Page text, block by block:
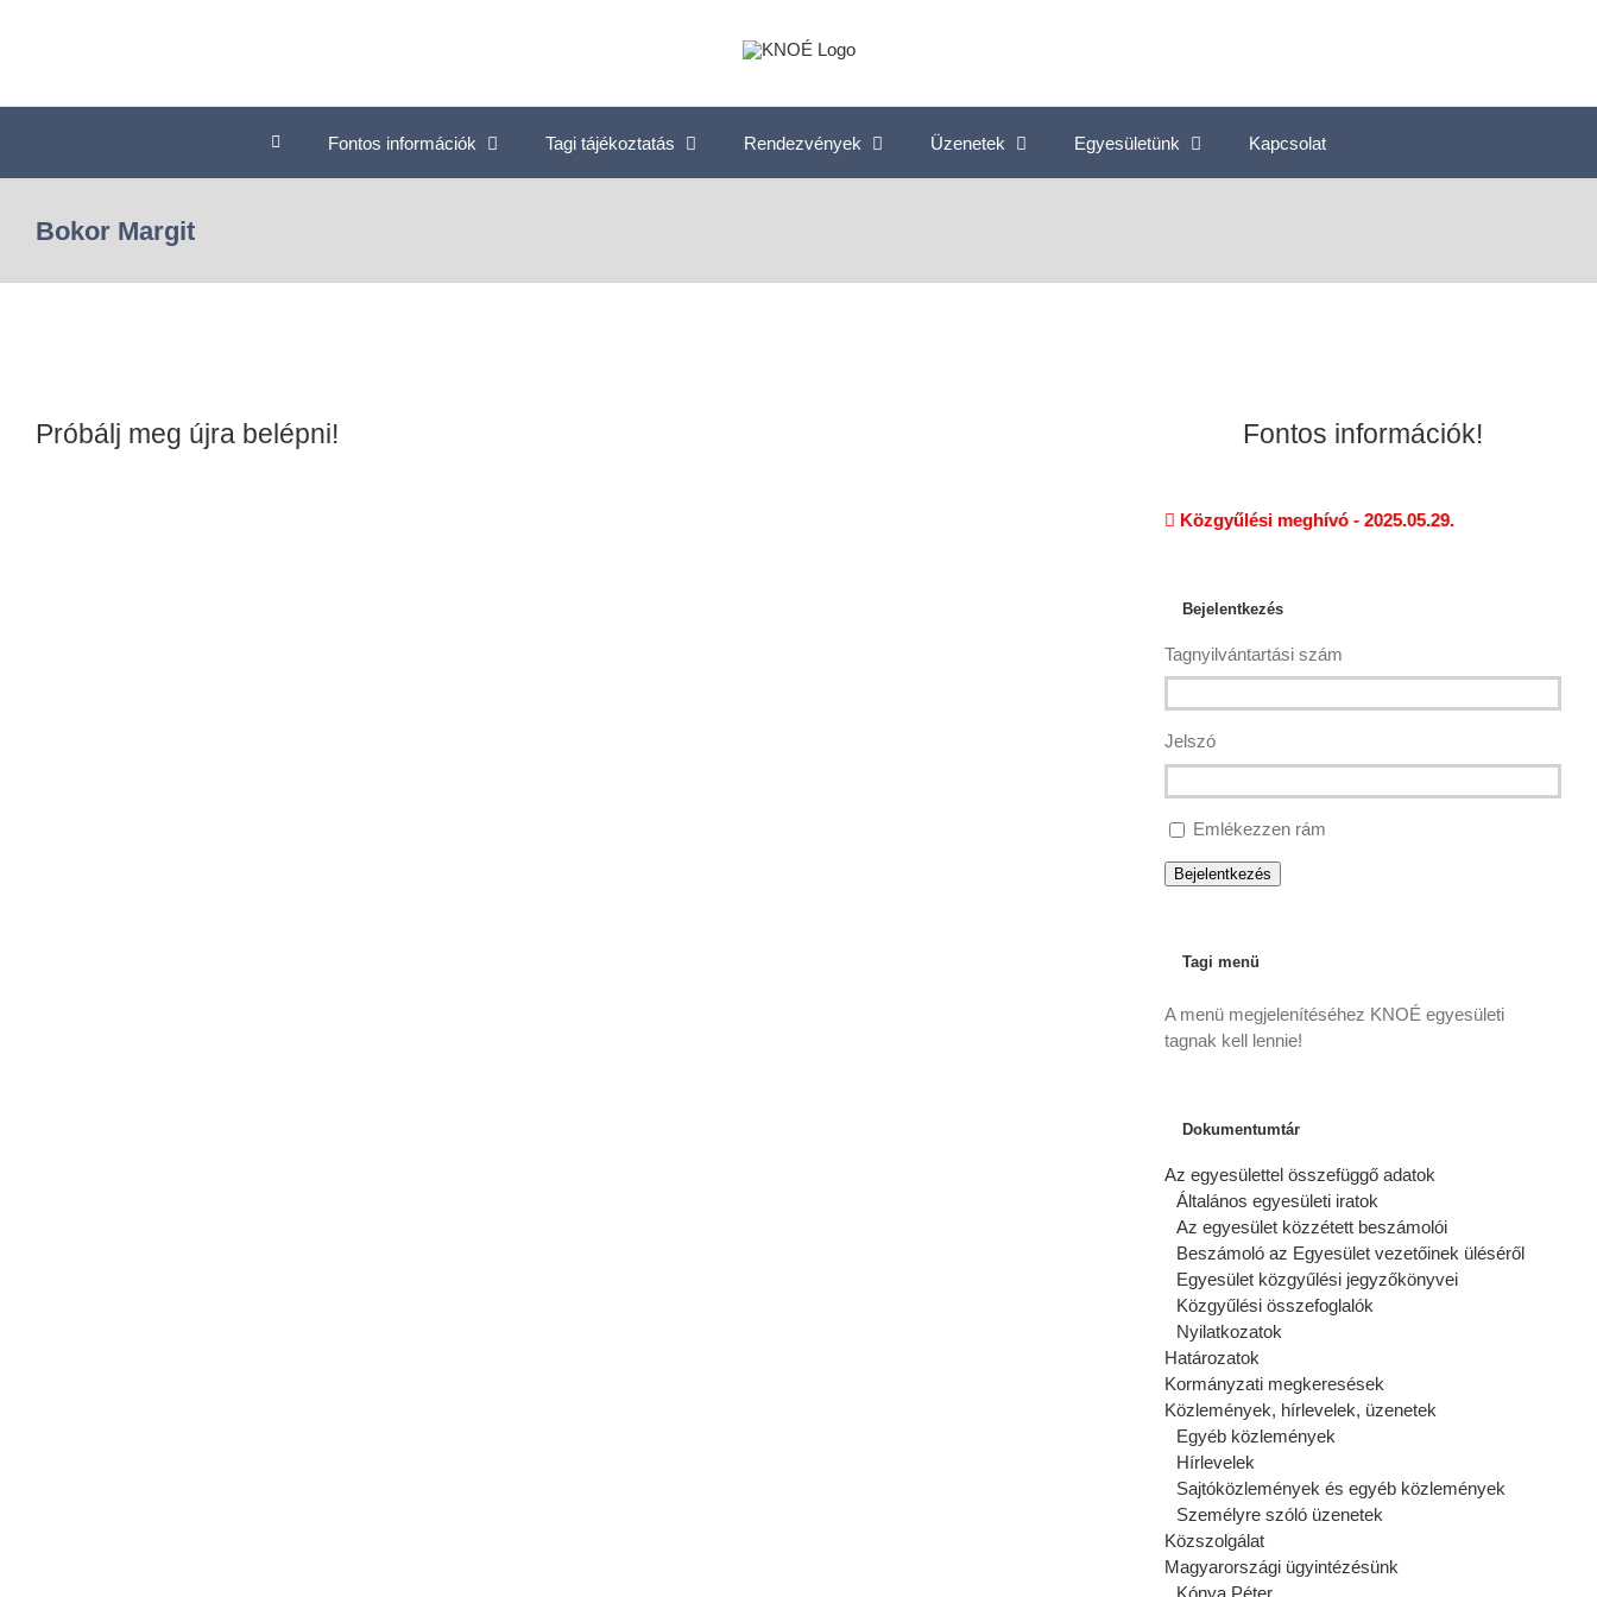
Fontos információk Tagi tájékoztatás Rendezvények Üzenetek Egyesületünk Kapcsolat
Bokor Margit
Próbálj meg újra belépni! Fontos információk!
Közgyűlési meghívó - 2025.05.29.
Bejelentkezés
Tagnyilvántartási szám
Jelszó
Emlékezzen rám
Bejelentkezés
Tagi menü
A menü megjelenítéséhez KNOÉ egyesületi
tagnak kell lennie!
Dokumentumtár
Az egyesülettel összefüggő adatok
Általános egyesületi iratok
Az egyesület közzétett beszámolói
Beszámoló az Egyesület vezetőinek üléséről
Egyesület közgyűlési jegyzőkönyvei
Közgyűlési összefoglalók
Nyilatkozatok
Határozatok
Kormányzati megkeresések
Közlemények, hírlevelek, üzenetek
Egyéb közlemények
Hírlevelek
Sajtóközlemények és egyéb közlemények
Személyre szóló üzenetek
Közszolgálat
Magyarországi ügyintézésünk
Kónya Péter